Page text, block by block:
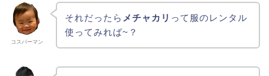
コスパーマン
それだったら メチャカリ って服のレンタル
使ってみれば~？